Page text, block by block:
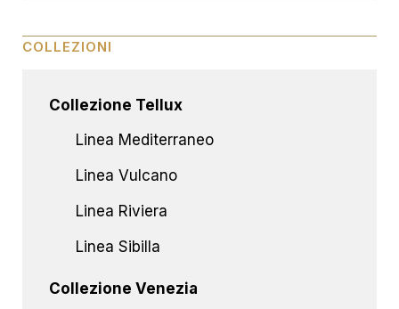
COLLEZIONI
Collezione Tellux
Linea Mediterraneo
Linea Vulcano
Linea Riviera
Linea Sibilla
Collezione Venezia